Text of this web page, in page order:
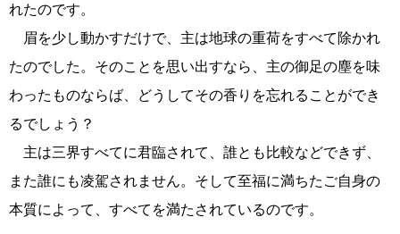
れたのです。
眉を少し動かすだけで、主は地球の重荷をすべて除かれ
たのでした。そのことを思い出すなら、主の御足の塵を味
わったものならば、どうしてその香りを忘れることができ
るでしょう？
主は三界すべてに君臨されて、誰とも比較などできず、
また誰にも凌駕されません。そして至福に満ちたご自身の
本質によって、すべてを満たされているのです。